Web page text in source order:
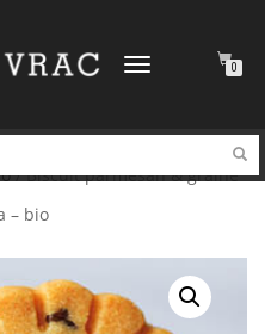
DÉPLIER
0
/ Biscuit parmesan & graine
– bio